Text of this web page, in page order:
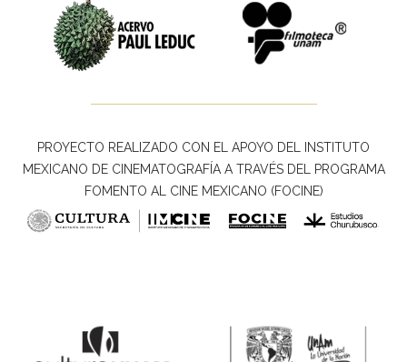
PROYECTO REALIZADO CON EL APOYO DEL INSTITUTO
MEXICANO DE CINEMATOGRAFÍA A TRAVÉS DEL PROGRAMA
FOMENTO AL CINE MEXICANO (FOCINE)